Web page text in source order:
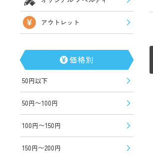
アウトレット
価格別
50円以下
50円〜100円
100円〜150円
150円〜200円